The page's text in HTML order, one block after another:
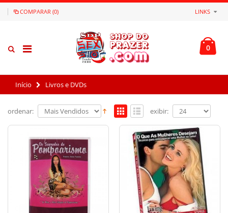
COMPARAR (0) LINKS
0
Início Livros e DVDs
ordenar: exibir: